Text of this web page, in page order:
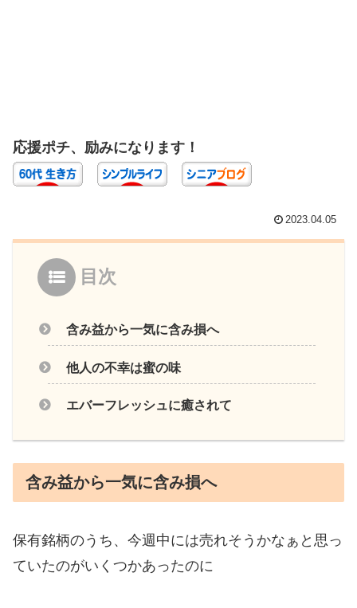
応援ポチ、励みになります！
2023.04.05
目次
含み益から一気に含み損へ
他人の不幸は蜜の味
エバーフレッシュに癒されて
含み益から一気に含み損へ
保有銘柄のうち、今週中には売れそうかなぁと思っ
ていたのがいくつかあったのに